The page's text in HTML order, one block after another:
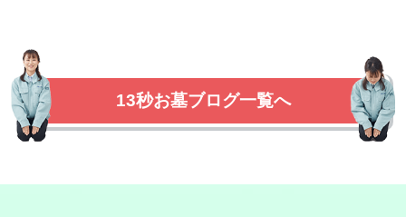
13秒お墓ブログ一覧へ